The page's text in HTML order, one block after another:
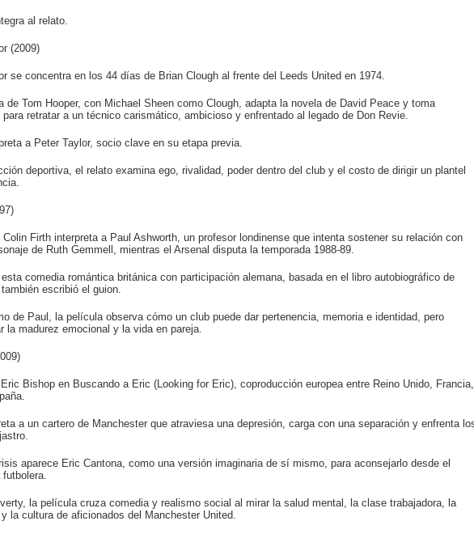
al relato.
(2009)
se concentra en los 44 días de Brian Clough al frente del Leeds United en 1974.
de Tom Hooper, con Michael Sheen como Clough, adapta la novela de David Peace y toma
retratar a un técnico carismático, ambicioso y enfrentado al legado de Don Revie.
a Peter Taylor, socio clave en su etapa previa.
deportiva, el relato examina ego, rivalidad, poder dentro del club y el costo de dirigir un plantel
Colin Firth interpreta a Paul Ashworth, un profesor londinense que intenta sostener su relación con
de Ruth Gemmell, mientras el Arsenal disputa la temporada 1988-89.
comedia romántica británica con participación alemana, basada en el libro autobiográfico de
escribió el guion.
de Paul, la película observa cómo un club puede dar pertenencia, memoria e identidad, pero
la madurez emocional y la vida en pareja.
Bishop en Buscando a Eric (Looking for Eric), coproducción europea entre Reino Unido, Francia,
a un cartero de Manchester que atraviesa una depresión, carga con una separación y enfrenta
aparece Eric Cantona, como una versión imaginaria de sí mismo, para aconsejarlo desde el
la película cruza comedia y realismo social al mirar la salud mental, la clase trabajadora, la
la cultura de aficionados del Manchester United.